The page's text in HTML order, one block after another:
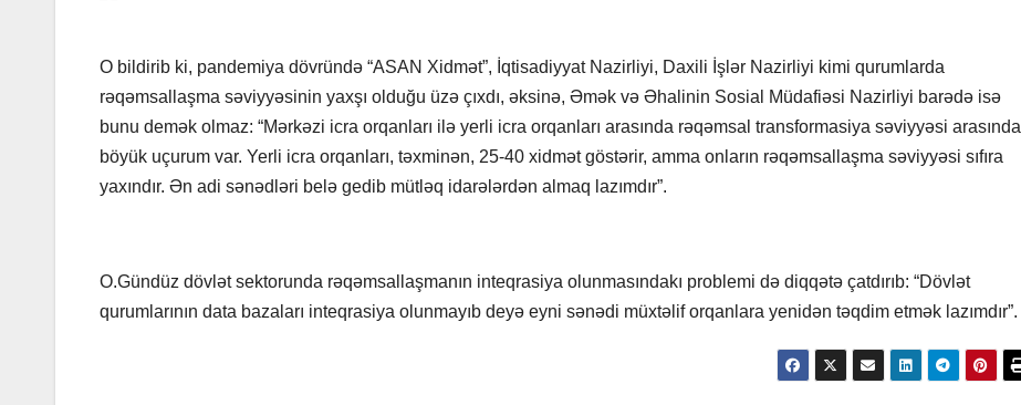
O bildirib ki, pandemiya dövründə “ASAN Xidmət”, İqtisadiyyat Nazirliyi, Daxili İşlər Nazirliyi kimi qurumlarda
rəqəmsallaşma səviyyəsinin yaxşı olduğu üzə çıxdı, əksinə, Əmək və Əhalinin Sosial Müdafiəsi Nazirliyi barədə isə
bunu demək olmaz: “Mərkəzi icra orqanları ilə yerli icra orqanları arasında rəqəmsal transformasiya səviyyəsi arasında
böyük uçurum var. Yerli icra orqanları, təxminən, 25-40 xidmət göstərir, amma onların rəqəmsallaşma səviyyəsi sıfıra
yaxındır. Ən adi sənədləri belə gedib mütləq idarələrdən almaq lazımdır”.
O.Gündüz dövlət sektorunda rəqəmsallaşmanın inteqrasiya olunmasındakı problemi də diqqətə çatdırıb: “Dövlət
qurumlarının data bazaları inteqrasiya olunmayıb deyə eyni sənədi müxtəlif orqanlara yenidən təqdim etmək lazımdır”.